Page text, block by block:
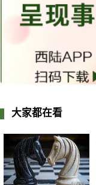
大家都在看